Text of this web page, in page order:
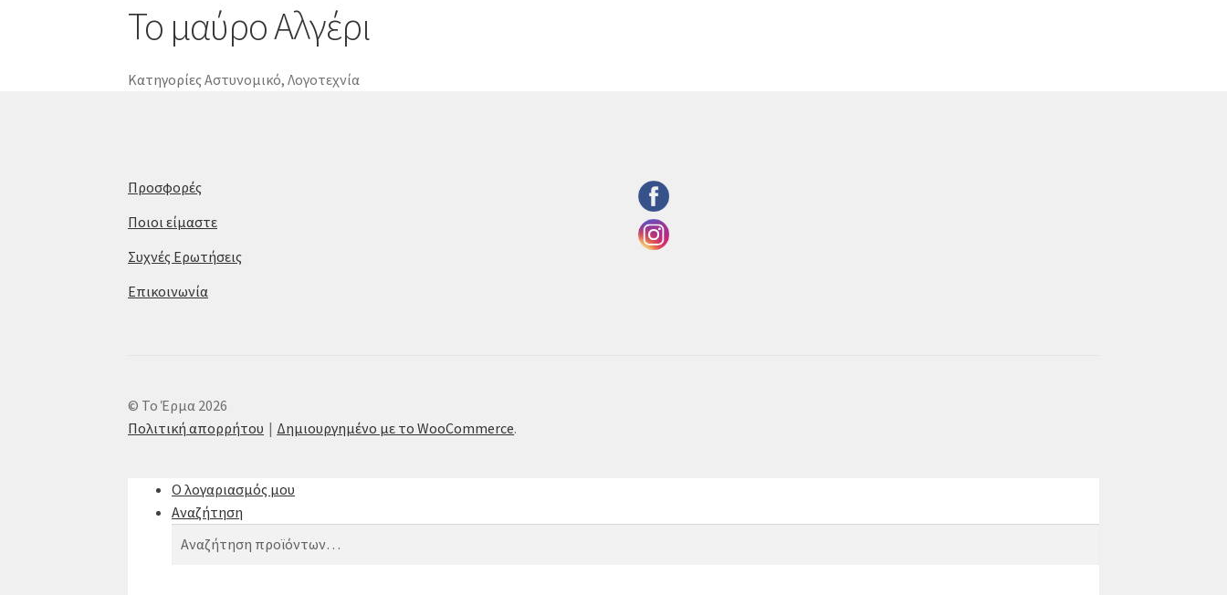
Το μαύρο Αλγέρι
Κατηγορίες Αστυνομικό,Λογοτεχνία
Προσφορές
Ποιοι είμαστε
Συχνές Ερωτήσεις
Επικοινωνία
© Το Έρμα 2026
Πολιτική απορρήτου
Δημιουργημένο με το WooCommerce.
Ο λογαριασμός μου
Αναζήτηση
Αναζήτηση
Αναζήτηση